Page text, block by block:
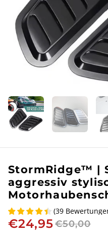
StormRidge™ |
aggressiv
(39
€24,95€50,00